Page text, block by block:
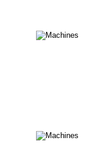
zum
IM
WAS